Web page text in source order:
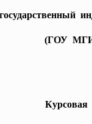
(ГОУ
Курсовая